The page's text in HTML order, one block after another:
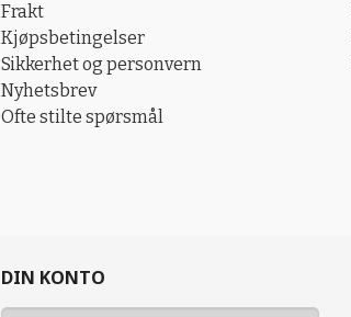
Frakt
Kjøpsbetingelser
Sikkerhet og personvern
Nyhetsbrev
Ofte stilte spørsmål
DIN KONTO